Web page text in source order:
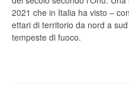
2021 che in Italia ha visto –
ettari di territorio da nord a
tempeste di fuoco.